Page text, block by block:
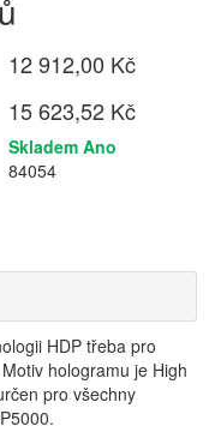
12 912,00 Kč
15 623,52 Kč
Skladem Ano
84054
HDP třeba pro
hologramu je High
pro všechny